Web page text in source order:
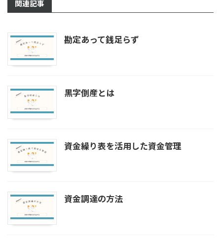
関連記事
勘定あって銭足らず
黒字倒産とは
資金繰り表を活用した資金管理
資金調達の方法